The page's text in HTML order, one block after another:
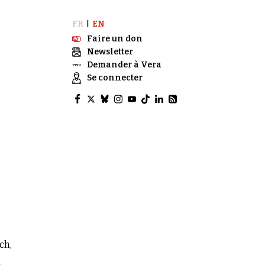
FR
EN
Faire un don
Newsletter
Demander à Vera
Se connecter